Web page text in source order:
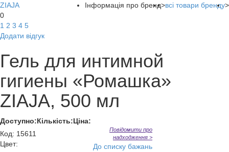
Інформація про бренд>всі товари бренду>
ZIAJA
0
1 2 3 4 5
Додати відгук
Гель для интимной
гигиены «Ромашка»
ZIAJA, 500 мл
Доступно:Кількість:Ціна:
Код: 15611
Цвет:
Повідомити про
надходження >
До списку бажань